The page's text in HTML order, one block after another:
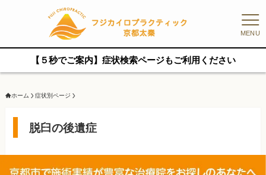
MENU
【５秒でご案内】症状検索ページもご利用ください
ホーム 症状別ページ
脱臼の後遺症